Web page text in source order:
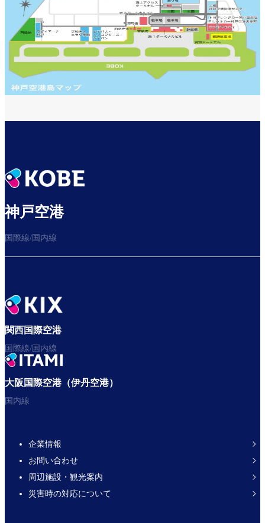
神戸空港
国際線/国内線
関西国際空港
国際線/国内線
大阪国際空港（伊丹空港）
国内線
Footer
Links
企業情報
お問い合わせ
周辺施設・観光案内
災害時の対応について